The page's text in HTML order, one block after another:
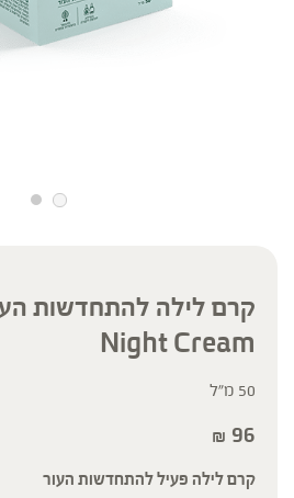
Night Cream
50 מ"ל
₪ 96
קרם לילה פעיל להתחדשות העור